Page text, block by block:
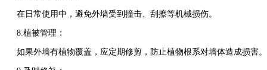
在日常使用中，避免外墙受到撞击、刮擦等机械损伤。
8.植被管理：
如果外墙有植物覆盖，应定期修剪，防止植物根系对墙体造成损害。